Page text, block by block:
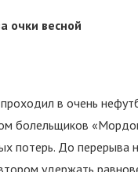
очки весной
в очень
болельщиков
потерь. До
удержать